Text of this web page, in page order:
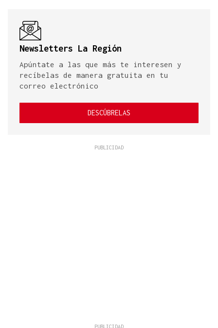
Newsletters La Región
Apúntate a las que más te interesen y
recíbelas de manera gratuita en tu
correo electrónico
DESCÚBRELAS